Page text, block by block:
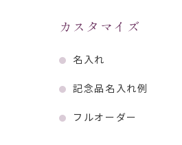
カスタマイズ
名入れ
記念品名入れ例
フルオーダー